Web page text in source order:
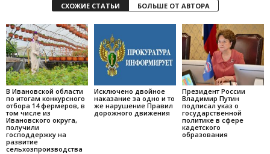
СХОЖИЕ СТАТЬИ БОЛЬШЕ ОТ АВТОРА
В Ивановской области
по итогам конкурсного
отбора 14 фермеров, в
том числе из
Ивановского округа,
получили
господдержку на
развитие
сельхозпроизводства
Исключено двойное
наказание за одно и то
же нарушение Правил
дорожного движения
Президент России
Владимир Путин
подписал указ о
государственной
политике в сфере
кадетского
образования